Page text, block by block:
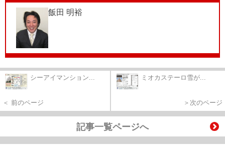
飯田 明裕
シーアイマンション...
＜ 前のページ
ミオカステーロ雪が...
＞次のページ
記事一覧ページへ